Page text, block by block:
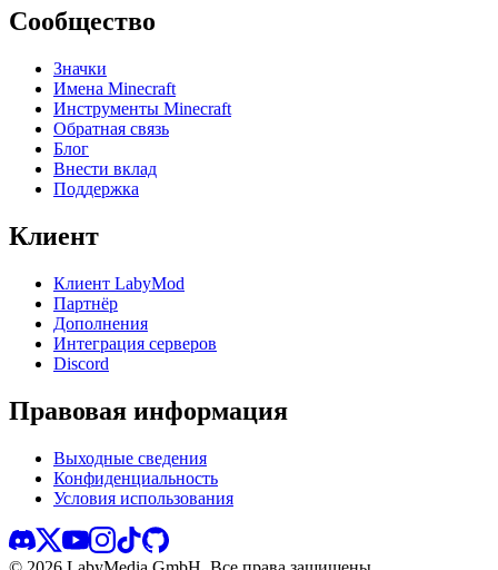
Сообщество
Значки
Имена Minecraft
Инструменты Minecraft
Обратная связь
Блог
Внести вклад
Поддержка
Клиент
Клиент LabyMod
Партнёр
Дополнения
Интеграция серверов
Discord
Правовая информация
Выходные сведения
Конфиденциальность
Условия использования